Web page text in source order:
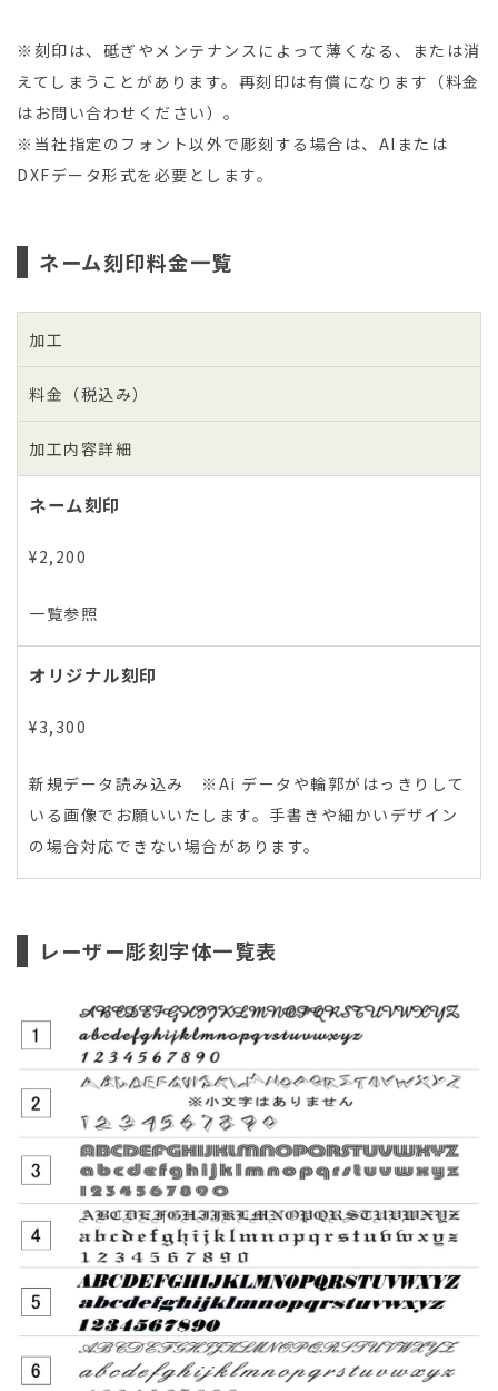
※刻印は、砥ぎやメンテナンスによって薄くなる、または消
えてしまうことがあります。再刻印は有償になります（料金
はお問い合わせください）。
※当社指定のフォント以外で彫刻する場合は、AIまたは
DXFデータ形式を必要とします。
ネーム刻印料金一覧
加工
料金（税込み）
加工内容詳細
ネーム刻印
¥2,200
一覧参照
オリジナル刻印
¥3,300
新規データ読み込み ※Ai データや輪郭がはっきりして
いる画像でお願いいたします。手書きや細かいデザイン
の場合対応できない場合があります。
レーザー彫刻字体一覧表